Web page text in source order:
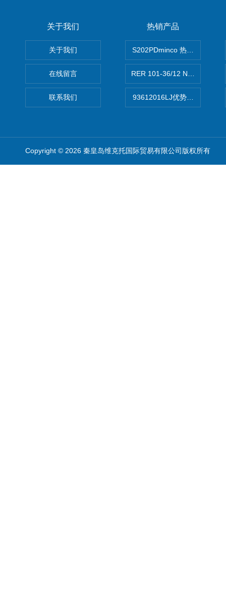
关于我们
关于我们
在线留言
联系我们
热销产品
S202PDminco 热电阻
RER 101-36/12 NHH离心
93612016LJ优势供应美国
Copyright © 2026 秦皇岛维克托国际贸易有限公司版权所有